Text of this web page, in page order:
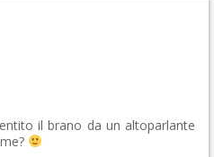
il brano da un altoparlante